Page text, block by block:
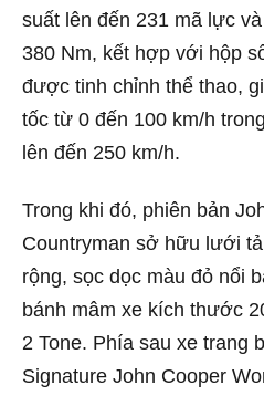
suất lên đến 231 mã lực
380 Nm, kết hợp với hộp
được tinh chỉnh thể thao,
tốc từ 0 đến 100 km/h
lên đến 250 km/h.
Trong khi đó, phiên bản
Countryman sở hữu lưới
rộng, sọc dọc màu đỏ nổi
bánh mâm xe kích thước
2 Tone. Phía sau xe trang
Signature John Cooper